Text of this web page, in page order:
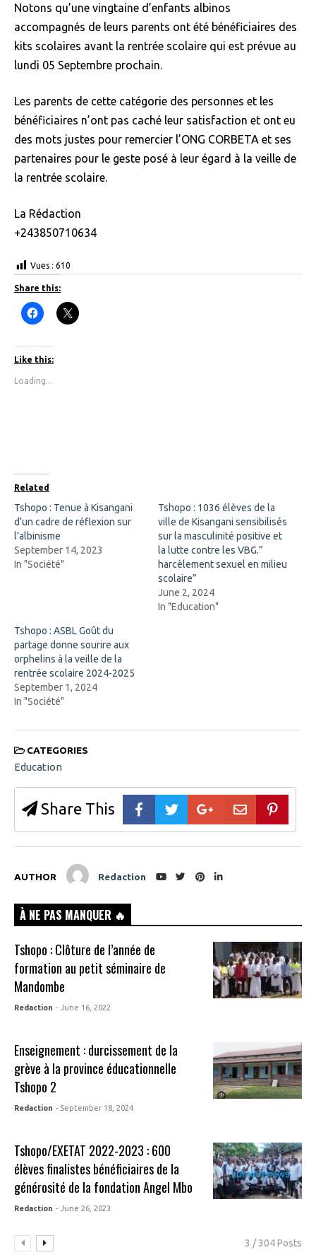
Notons qu’une vingtaine d’enfants albinos
accompagnés de leurs parents ont été bénéficiaires des
kits scolaires avant la rentrée scolaire qui est prévue au
lundi 05 Septembre prochain.
Les parents de cette catégorie des personnes et les
bénéficiaires n’ont pas caché leur satisfaction et ont eu
des mots justes pour remercier l’ONG CORBETA et ses
partenaires pour le geste posé à leur égard à la veille de
la rentrée scolaire.
La Rédaction
+243850710634
Vues : 610
Share this:
C
l
k
t
o
h
b
o
o
k
(
O
p
e
n
s
i
n
d
o
w
)
C
l
i
n
n
w
Like this:
Loading...
Related
Tshopo : Tenue à Kisangani
d’un cadre de réflexion sur
l’albinisme
September 14, 2023
In "Société"
Tshopo : 1036 élèves de la
ville de Kisangani sensibilisés
sur la masculinité positive et
la lutte contre les VBG.”
harcèlement sexuel en milieu
scolaire”
June 2, 2024
In "Education"
Tshopo : ASBL Goût du
partage donne sourire aux
orphelins à la veille de la
rentrée scolaire 2024-2025
September 1, 2024
In "Société"
CATEGORIES
Education
Share This
AUTHOR Redaction
À NE PAS MANQUER 🔥
Tshopo : Clôture de l’année de
formation au petit séminaire de
Mandombe
Redaction - June 16, 2022
Enseignement : durcissement de la
grève à la province éducationnelle
Tshopo 2
Redaction - September 18, 2024
Tshopo/EXETAT 2022-2023 : 600
élèves finalistes bénéficiaires de la
générosité de la fondation Angel Mbo
Redaction - June 26, 2023
3 / 304 Posts